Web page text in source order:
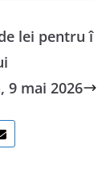
lei pentru î
9 mai 2026